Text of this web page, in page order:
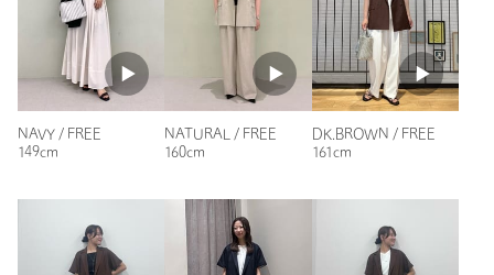
購入サイズ：FREE
購入カラー：NAVY
購入商品のサイズ感：
軽くて着やすいです。ダブルボタンはシルエットが大きめなも
のが多いですが、こちらはすっきりと着れている気がします。
性別：
162cm
普段の着用サイズ：
NAVY / FREE
149cm
NATURAL / FREE
160cm
DK.BROWN / FREE
161cm